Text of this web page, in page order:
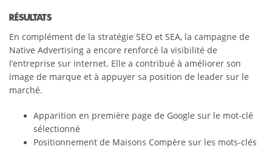
RÉSULTATS
En complément de la stratégie SEO et SEA, la campagne de
Native Advertising a encore renforcé la visibilité de
l’entreprise sur internet. Elle a contribué à améliorer son
image de marque et à appuyer sa position de leader sur le
marché.
Apparition en première page de Google sur le mot-clé
sélectionné
Positionnement de Maisons Compère sur les mots-clés